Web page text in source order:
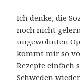
Ich denke, die
noch nicht
ungewohnten
kommt mir so
Rezepte einfach
Schweden